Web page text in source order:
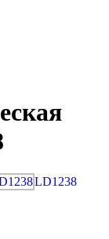
LD1238